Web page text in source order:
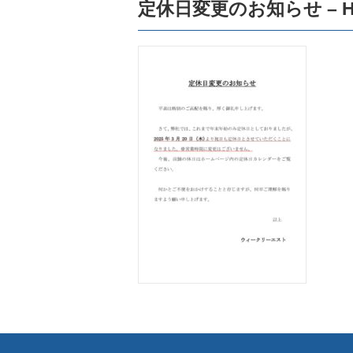
定休日変更のお知らせ –